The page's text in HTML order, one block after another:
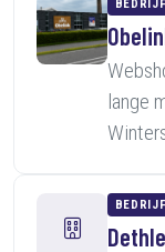
BEDRIJF
lange
BEDRIJF